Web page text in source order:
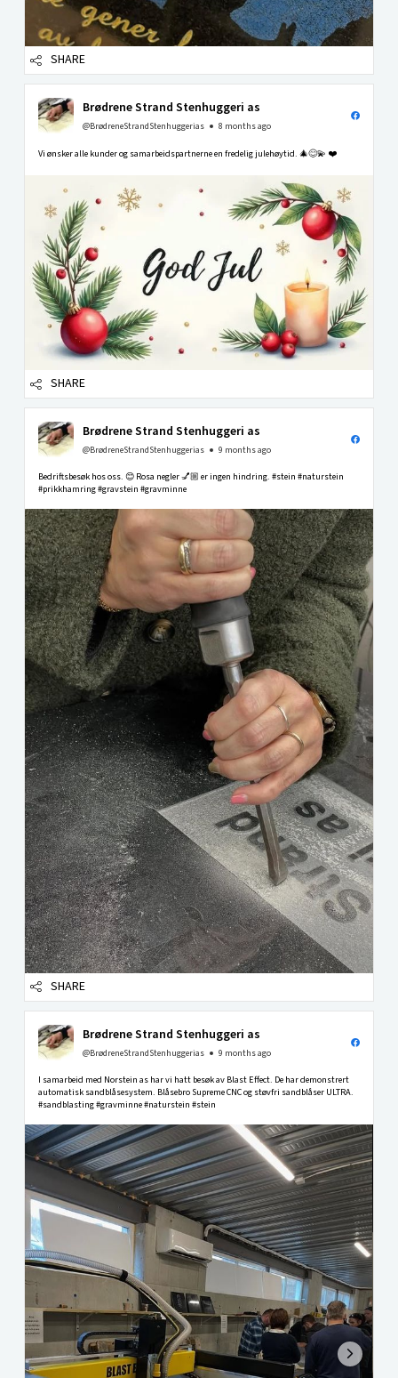
SHARE
Brødrene Strand Stenhuggeri as
@BrødreneStrandStenhuggerias 8 months ago
Vi ønsker alle kunder og samarbeidspartnerne en fredelig julehøytid. 🎄😊💫 ❤️
SHARE
Brødrene Strand Stenhuggeri as
@BrødreneStrandStenhuggerias 9 months ago
Bedriftsbesøk hos oss. 😊 Rosa negler 💅🏼 er ingen hindring. #stein #naturstein
#prikkhamring #gravstein #gravminne
SHARE
Brødrene Strand Stenhuggeri as
@BrødreneStrandStenhuggerias 9 months ago
I samarbeid med Norstein as har vi hatt besøk av Blast Effect. De har demonstrert
automatisk sandblåsesystem. Blåsebro Supreme CNC og støvfri sandblåser ULTRA.
#sandblasting #gravminne #naturstein #stein